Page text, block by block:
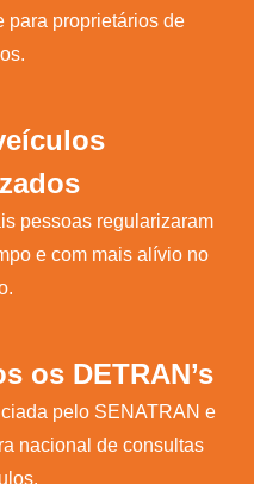
para proprietários de
pessoas regularizaram
e com mais alívio no
os DETRAN’s
pelo SENATRAN e
nacional de consultas